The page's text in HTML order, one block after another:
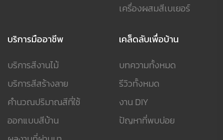
เครื่องผสมสีเบเยอร์
บริการมืออาชีพ
บริการสีงานไม้
บริการสีสร้างลาย
คำนวณปริมาณสีที่ใช้
ออกแบบสีบ้าน
เคล็ดลับเพื่อบ้าน
บทความทั้งหมด
รีวิวทั้งหมด
งาน DIY
ปัญหาที่พบบ่อย